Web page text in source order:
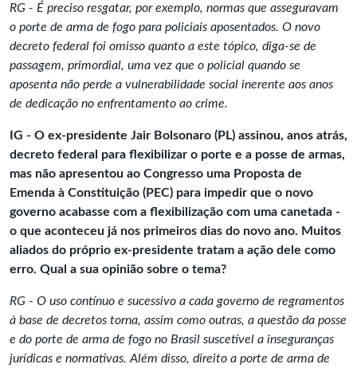
RG - É preciso resgatar, por exemplo, normas que asseguravam
o porte de arma de fogo para policiais aposentados. O novo
decreto federal foi omisso quanto a este tópico, diga-se de
passagem, primordial, uma vez que o policial quando se
aposenta não perde a vulnerabilidade social inerente aos anos
de dedicação no enfrentamento ao crime.
IG - O ex-presidente Jair Bolsonaro (PL) assinou, anos atrás,
decreto federal para flexibilizar o porte e a posse de armas,
mas não apresentou ao Congresso uma Proposta de
Emenda à Constituição (PEC) para impedir que o novo
governo acabasse com a flexibilização com uma canetada -
o que aconteceu já nos primeiros dias do novo ano. Muitos
aliados do próprio ex-presidente tratam a ação dele como
erro. Qual a sua opinião sobre o tema?
RG - O uso contínuo e sucessivo a cada governo de regramentos
à base de decretos torna, assim como outras, a questão da posse
e do porte de arma de fogo no Brasil suscetível a inseguranças
jurídicas e normativas. Além disso, direito a porte de arma de